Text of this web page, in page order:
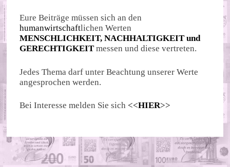
Eure Beiträge müssen sich an den
humanwirtschaftlichen Werten
MENSCHLICHKEIT, NACHHALTIGKEIT und
GERECHTIGKEIT messen und diese vertreten.
Jedes Thema darf unter Beachtung unserer Werte
angesprochen werden.
Bei Interesse melden Sie sich <<HIER>>